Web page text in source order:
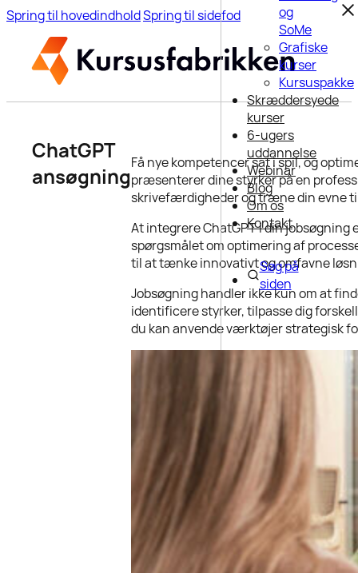
Spring til hovedindholdSpring til sidefod
og
SoMe
Grafiske
kurser
Kursuspakke
Skræddersyede
kurser
6-ugers
uddannelse
Webinar
Blog
Om os
Kontakt
Søg på
siden
ChatGPT
ansøgning
Få nye kompetencer sat i spil, og
præsenterer dine styrker på en
skrivefærdigheder og træne din evne
At integrere ChatGPT i din
spørgsmålet om optimering af
til at tænke innovativt og omfavne
Jobsøgning handler ikke kun om at
identificere styrker, tilpasse dig
du kan anvende værktøjer strategisk